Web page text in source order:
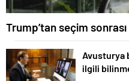
Trump’tan seçim
Avusturya
ilgili